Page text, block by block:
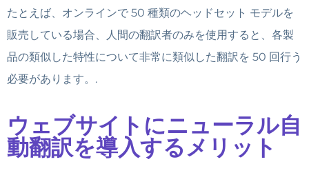
たとえば、オンラインで 50 種類のヘッドセット モデルを
販売している場合、人間の翻訳者のみを使用すると、各製
品の類似した特性について非常に類似した翻訳を 50 回行う
必要があります。.
ウェブサイトにニューラル自
動翻訳を導入するメリット